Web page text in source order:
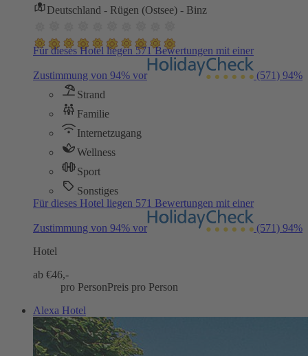
Deutschland - Rügen (Ostsee) - Binz
Für dieses Hotel liegen 571 Bewertungen mit einer
Zustimmung von 94% vor (571) 94%
Strand
Familie
Internetzugang
Wellness
Sport
Sonstiges
Für dieses Hotel liegen 571 Bewertungen mit einer
Zustimmung von 94% vor (571) 94%
Hotel
ab €46,-
pro PersonPreis pro Person
Alexa Hotel